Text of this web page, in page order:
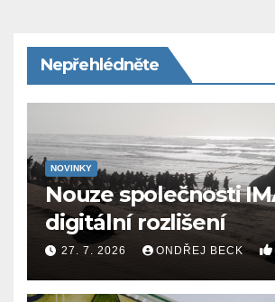
Nepřehlédněte
NOVINKY
Nouze společnosti
digitální rozlišení
27. 7. 2026 ONDŘEJ BECK